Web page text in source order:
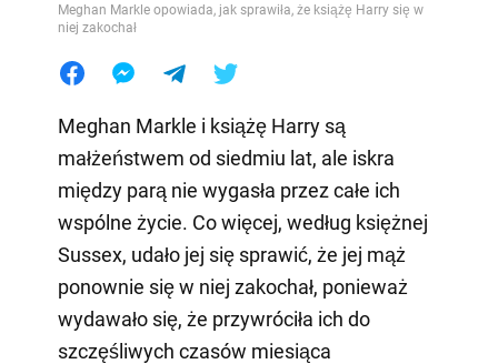
Meghan Markle opowiada, jak sprawiła, że książę Harry się w
niej zakochał
Meghan Markle i książę Harry są
małżeństwem od siedmiu lat, ale iskra
między parą nie wygasła przez całe ich
wspólne życie. Co więcej, według księżnej
Sussex, udało jej się sprawić, że jej mąż
ponownie się w niej zakochał, ponieważ
wydawało się, że przywróciła ich do
szczęśliwych czasów miesiąca